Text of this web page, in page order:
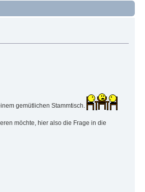
gemütlichen Stammtisch.
möchte, hier also die Frage in die